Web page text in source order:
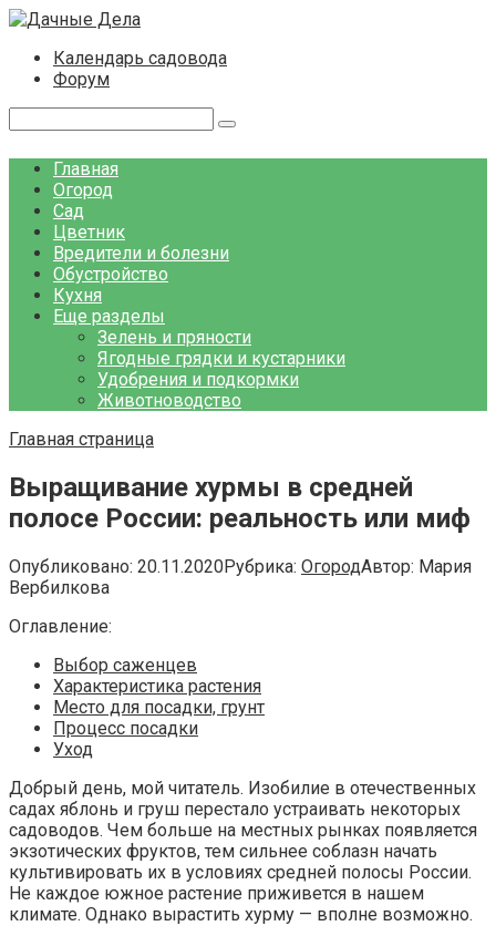
Перейти
контентуКалендарь садовода
Форум
Главная
Огород
Сад
Цветник
Вредители и болезни
Обустройство
Кухня
Еще разделы
Зелень и пряности
Ягодные грядки и кустарники
Удобрения и подкормки
Животноводство
Главная страница
Выращивание хурмы в средней
полосе России: реальность или миф
Опубликовано: 20.11.2020Рубрика: ОгородАвтор: Мария
Вербилкова
Оглавление:
Выбор саженцев
Характеристика растения
Место для посадки, грунт
Процесс посадки
Уход
Добрый день, мой читатель. Изобилие в отечественных
садах яблонь и груш перестало устраивать некоторых
садоводов. Чем больше на местных рынках появляется
экзотических фруктов, тем сильнее соблазн начать
культивировать их в условиях средней полосы России.
Не каждое южное растение приживется в нашем
климате. Однако вырастить хурму — вполне возможно.